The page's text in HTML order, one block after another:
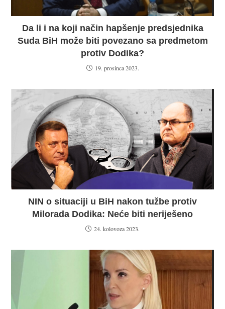
Da li i na koji način hapšenje predsjednika
Suda BiH može biti povezano sa predmetom
protiv Dodika?
19. prosinca 2023.
NIN o situaciji u BiH nakon tužbe protiv
Milorada Dodika: Neće biti neriješeno
24. kolovoza 2023.